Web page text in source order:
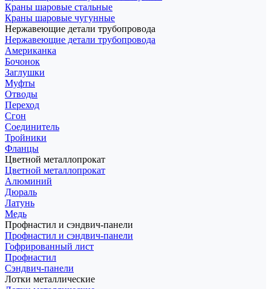
Краны шаровые стальные
Краны шаровые чугунные
Нержавеющие детали трубопровода
Нержавеющие детали трубопровода
Американка
Бочонок
Заглушки
Муфты
Отводы
Переход
Сгон
Соединитель
Тройники
Фланцы
Цветной металлопрокат
Цветной металлопрокат
Алюминий
Дюраль
Латунь
Медь
Профнастил и сэндвич-панели
Профнастил и сэндвич-панели
Гофрированный лист
Профнастил
Сэндвич-панели
Лотки металлические